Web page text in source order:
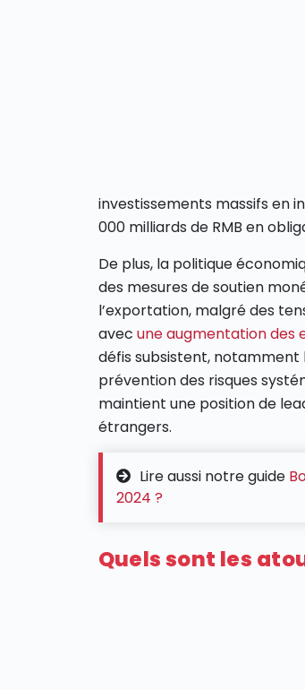
investissements massifs en
000 milliards de RMB en
De plus, la politique
des mesures de soutien
l’exportation, malgré des
avec une augmentation des
défis subsistent,
prévention des risques
maintient une position de
étrangers.
Lire aussi notre guide
2024 ?
Quels sont les